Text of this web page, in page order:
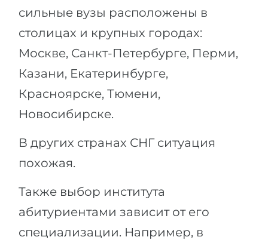
сильные вузы расположены в
столицах и крупных городах:
Москве, Санкт-Петербурге, Перми,
Казани, Екатеринбурге,
Красноярске, Тюмени,
Новосибирске.
В других странах СНГ ситуация
похожая.
Также выбор института
абитуриентами зависит от его
специализации. Например, в